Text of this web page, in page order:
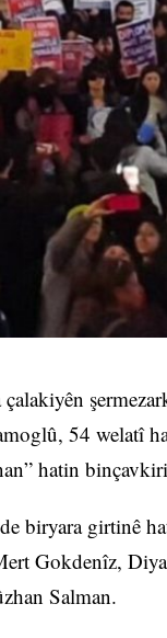
54 welatî
hatin
biryara girtinê
Gokdenîz,
Salman.